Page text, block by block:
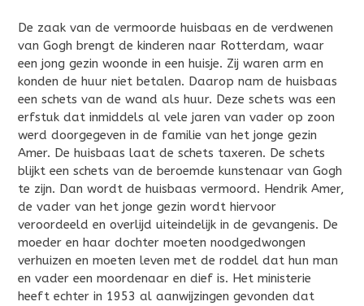
De zaak van de vermoorde huisbaas en de verdwenen
van Gogh brengt de kinderen naar Rotterdam, waar
een jong gezin woonde in een huisje. Zij waren arm en
konden de huur niet betalen. Daarop nam de huisbaas
een schets van de wand als huur. Deze schets was een
erfstuk dat inmiddels al vele jaren van vader op zoon
werd doorgegeven in de familie van het jonge gezin
Amer. De huisbaas laat de schets taxeren. De schets
blijkt een schets van de beroemde kunstenaar van Gogh
te zijn. Dan wordt de huisbaas vermoord. Hendrik Amer,
de vader van het jonge gezin wordt hiervoor
veroordeeld en overlijd uiteindelijk in de gevangenis. De
moeder en haar dochter moeten noodgedwongen
verhuizen en moeten leven met de roddel dat hun man
en vader een moordenaar en dief is. Het ministerie
heeft echter in 1953 al aanwijzingen gevonden dat